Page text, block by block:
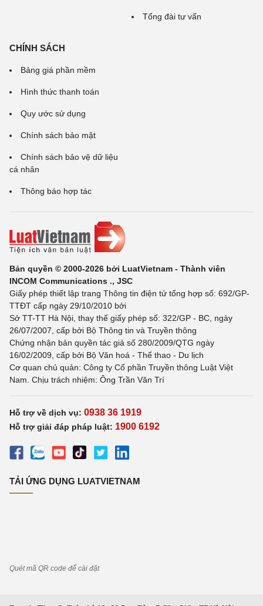
Tổng đài tư vấn
CHÍNH SÁCH
Bảng giá phần mềm
Hình thức thanh toán
Quy ước sử dụng
Chính sách bảo mật
Chính sách bảo vệ dữ liệu
cá nhân
Thông báo hợp tác
Bản quyền © 2000-2026 bởi LuatVietnam - Thành viên
INCOM Communications ., JSC
Giấy phép thiết lập trang Thông tin điện tử tổng hợp số: 692/GP-
TTĐT cấp ngày 29/10/2010 bởi
Sở TT-TT Hà Nội, thay thế giấy phép số: 322/GP - BC, ngày
26/07/2007, cấp bởi Bộ Thông tin và Truyền thông
Chứng nhận bản quyền tác giả số 280/2009/QTG ngày
16/02/2009, cấp bởi Bộ Văn hoá - Thể thao - Du lịch
Cơ quan chủ quản: Công ty Cổ phần Truyền thông Luật Việt
Nam. Chịu trách nhiệm: Ông Trần Văn Trí
Hỗ trợ về dịch vụ: 0938 36 1919
Hỗ trợ giải đáp pháp luật: 1900 6192
TẢI ỨNG DỤNG LUATVIETNAM
Quét mã QR code để cài đặt